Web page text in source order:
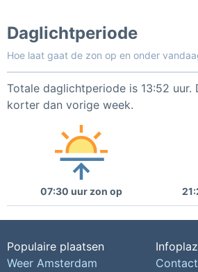
Daglichtperiode
Hoe laat gaat de zon op en onder
Totale daglichtperiode is 13:52 uur.
korter dan vorige week.
07:30 uur zon op
Populaire plaatsen
Weer Amsterdam
Contact